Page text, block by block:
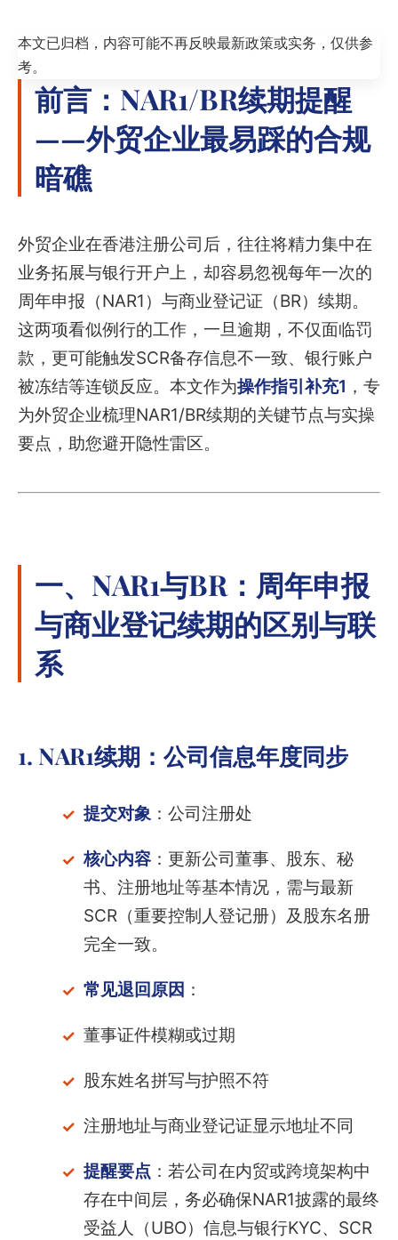
本文已归档，内容可能不再反映最新政策或实务，仅供参
考。
前言：NAR1/BR续期提醒
——外贸企业最易踩的合规
暗礁
外贸企业在香港注册公司后，往往将精力集中在
业务拓展与银行开户上，却容易忽视每年一次的
周年申报（NAR1）与商业登记证（BR）续期。
这两项看似例行的工作，一旦逾期，不仅面临罚
款，更可能触发SCR备存信息不一致、银行账户
被冻结等连锁反应。本文作为操作指引补充1 ，专
为外贸企业梳理NAR1/BR续期的关键节点与实操
要点，助您避开隐性雷区。
一、NAR1与BR：周年申报
与商业登记续期的区别与联
系
1. NAR1续期：公司信息年度同步
提交对象：公司注册处
核心内容：更新公司董事、股东、秘
书、注册地址等基本情况，需与最新
SCR（重要控制人登记册）及股东名册
完全一致。
常见退回原因 ：
董事证件模糊或过期
股东姓名拼写与护照不符
注册地址与商业登记证显示地址不同
提醒要点 ：若公司在内贸或跨境架构中
存在中间层，务必确保NAR1披露的最终
受益人（UBO）信息与银行KYC、SCR